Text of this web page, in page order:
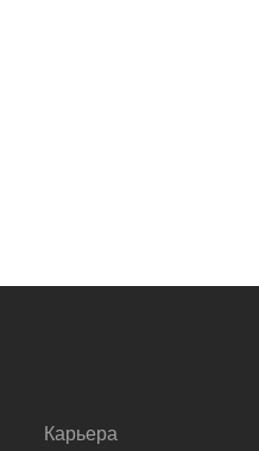
Карьера